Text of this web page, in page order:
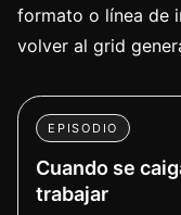
formato o línea de
volver al grid
EPISODIO
Cuando se
trabajar